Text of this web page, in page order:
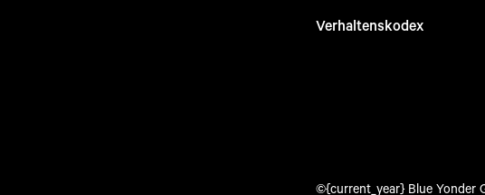
Verhaltenskodex
©{current_year} Blue Yonder